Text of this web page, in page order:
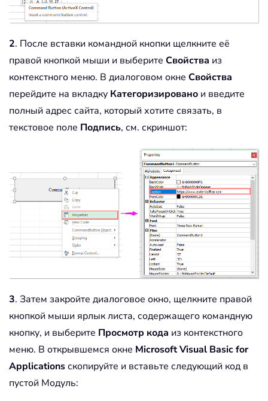
2. После вставки командной кнопки щелкните её
правой кнопкой мыши и выберите Свойства из
контекстного меню. В диалоговом окне Свойства
перейдите на вкладку Категоризировано и введите
полный адрес сайта, который хотите связать, в
текстовое поле Подпись, см. скриншот:
3. Затем закройте диалоговое окно, щелкните правой
кнопкой мыши ярлык листа, содержащего командную
кнопку, и выберите Просмотр кода из контекстного
меню. В открывшемся окне Microsoft Visual Basic for
Applicationsскопируйте и вставьте следующий код в
пустой Модуль: